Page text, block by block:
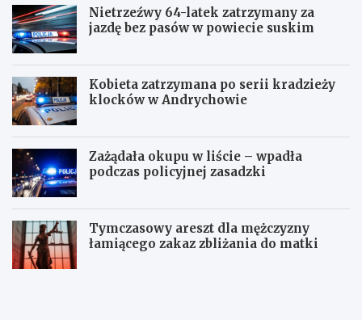
Nietrzeźwy 64-latek zatrzymany za
jazdę bez pasów w powiecie suskim
Kobieta zatrzymana po serii kradzieży
klocków w Andrychowie
Zażądała okupu w liście – wpadła
podczas policyjnej zasadzki
Tymczasowy areszt dla mężczyzny
łamiącego zakaz zbliżania do matki
C
P